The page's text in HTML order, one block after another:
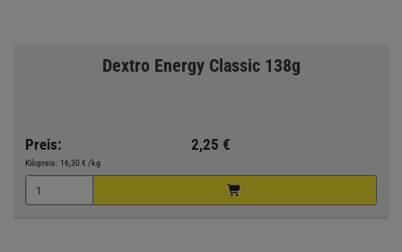
Dextro Energy Classic 138g
Preis: 2,25 €
Kilopreis: 16,30 € /kg